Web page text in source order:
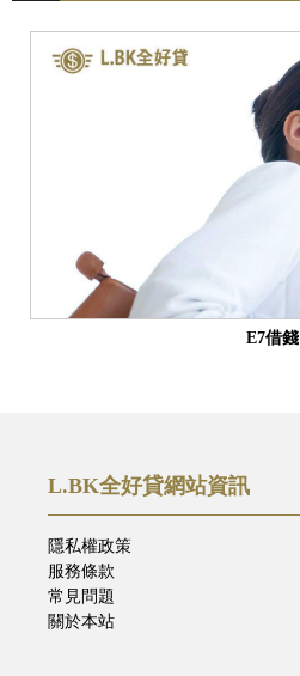
E7借錢
L.BK全好貸網站資訊
隱私權政策
服務條款
常見問題
關於本站